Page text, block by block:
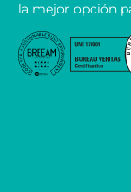
la mejor opción